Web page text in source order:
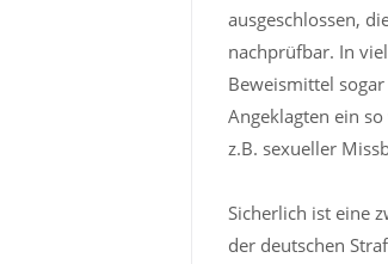
ausgeschlossen,
nachprüfbar. In
Beweismittel
Angeklagten ein
z.B. sexueller
Sicherlich ist eine
der deutschen